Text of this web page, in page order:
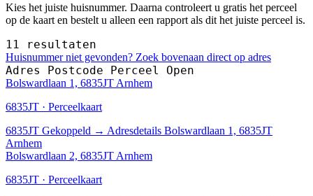
Kies het juiste huisnummer. Daarna controleert u gratis het perceel
op de kaart en bestelt u alleen een rapport als dit het juiste perceel is.
11 resultaten
Huisnummer niet gevonden? Zoek bovenaan direct op adres
Adres Postcode Perceel Open
Bolswardlaan 1, 6835JT Arnhem
6835JT · Perceelkaart
6835JT Gekoppeld → Adresdetails Bolswardlaan 1, 6835JT
Arnhem
Bolswardlaan 2, 6835JT Arnhem
6835JT · Perceelkaart